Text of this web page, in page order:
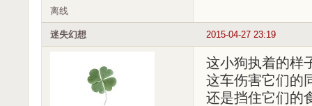
离线
2015-04-27 23:19
迷失幻想
这小狗执着的样
这车伤害它们的
还是挡住它们的